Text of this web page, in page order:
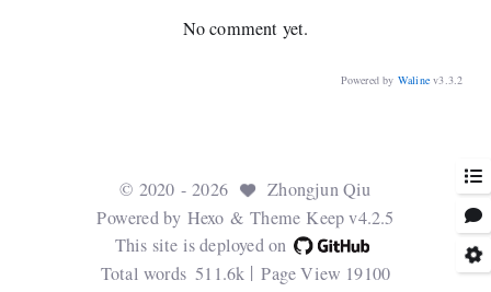
No comment yet.
Powered by Walinev3.3.2
© 2020 - 2026
Zhongjun Qiu
Powered by Hexo & Theme Keep v4.2.5
This site is deployed on
Total words 511.6k Page View 19100